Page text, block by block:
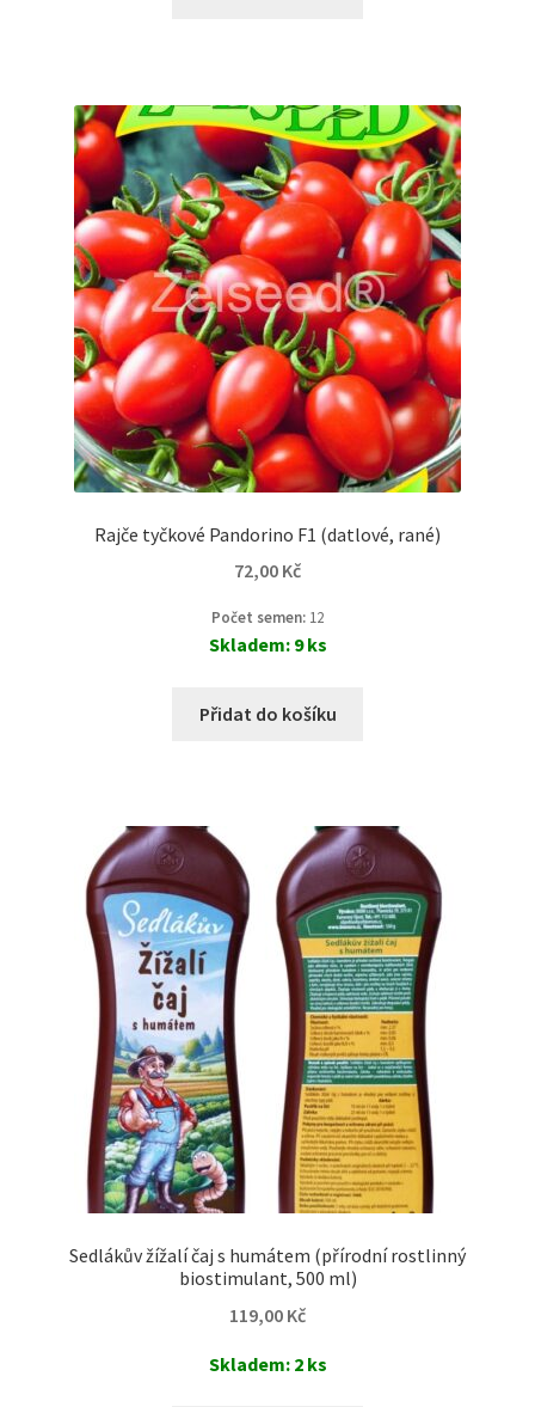
Rajče tyčkové Pandorino F1 (datlové, rané)
72,00 Kč
Počet semen: 12
Skladem: 9 ks
Přidat do košíku
Sedlákův žížalí čaj s humátem (přírodní rostlinný
biostimulant, 500 ml)
119,00 Kč
Skladem: 2 ks